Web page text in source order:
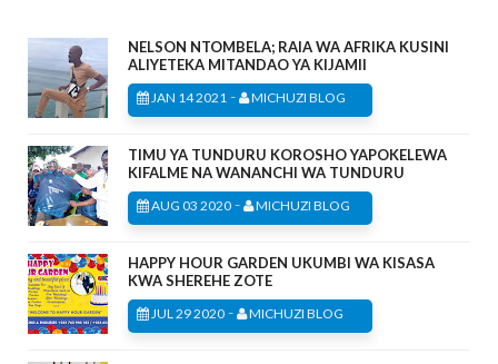
NELSON NTOMBELA; RAIA WA AFRIKA KUSINI
ALIYETEKA MITANDAO YA KIJAMII
JAN 14 2021 - MICHUZI BLOG
TIMU YA TUNDURU KOROSHO YAPOKELEWA
KIFALME NA WANANCHI WA TUNDURU
AUG 03 2020 - MICHUZI BLOG
HAPPY HOUR GARDEN UKUMBI WA KISASA
KWA SHEREHE ZOTE
JUL 29 2020 - MICHUZI BLOG